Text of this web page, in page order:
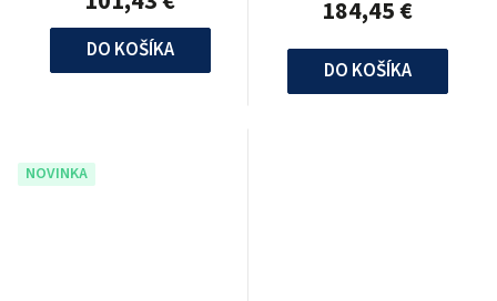
DO KOŠÍKA
184,45 €
DO KOŠÍKA
NOVINKA